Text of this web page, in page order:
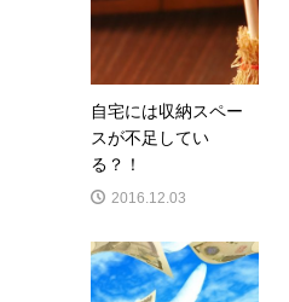
自宅には収納スペー
スが不足してい
る？！
2016.12.03